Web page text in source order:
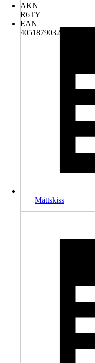
AKN
R6TY
EAN
4051879032803
Måttskiss